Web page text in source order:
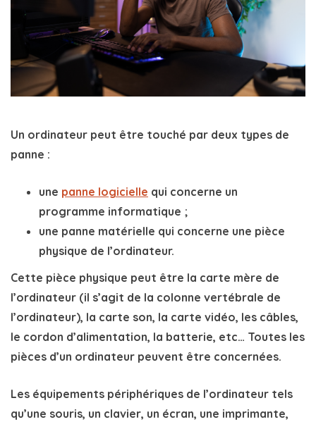
Un ordinateur peut être touché par deux types de
panne :
une panne logicielle qui concerne un
programme informatique ;
une panne matérielle qui concerne une pièce
physique de l’ordinateur.
Cette pièce physique peut être la carte mère de
l’ordinateur (il s’agit de la colonne vertébrale de
l’ordinateur), la carte son, la carte vidéo, les câbles,
le cordon d’alimentation, la batterie, etc… Toutes les
pièces d’un ordinateur peuvent être concernées.
Les équipements périphériques de l’ordinateur tels
qu’une souris, un clavier, un écran, une imprimante,